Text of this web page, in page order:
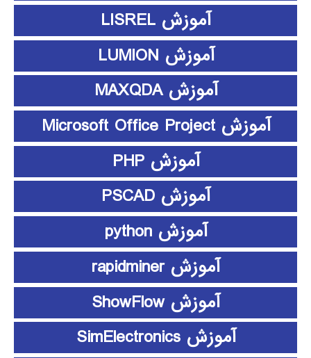
آموزش LISREL
آموزش LUMION
آموزش MAXQDA
آموزش Microsoft Office Project
آموزش PHP
آموزش PSCAD
آموزش python
آموزش rapidminer
آموزش ShowFlow
آموزش SimElectronics